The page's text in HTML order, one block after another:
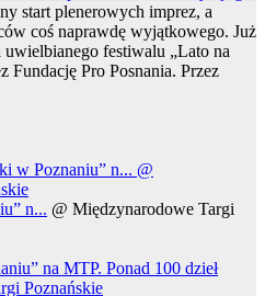
start plenerowych imprez, a
coś naprawdę wyjątkowego. Już
festiwalu „Lato na
Fundację Pro Posnania. Przez
w Poznaniu” n... @
n... @ Międzynarodowe Targi